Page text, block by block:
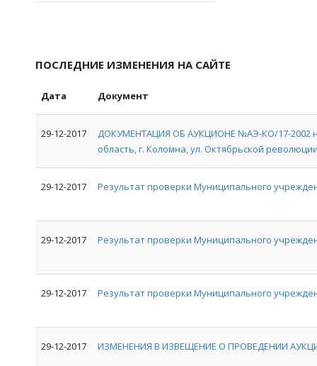
ПОСЛЕДНИЕ ИЗМЕНЕНИЯ НА САЙТЕ
Дата Документ
29-12-2017
ДОКУМЕНТАЦИЯ ОБ АУКЦИОНЕ №АЭ-КО/17-2002
область, г. Коломна, ул. Октябрьской
29-12-2017 Результат проверки Муниципального
29-12-2017 Результат проверки Муниципального
29-12-2017 Результат проверки Муниципального
29-12-2017 ИЗМЕНЕНИЯ В ИЗВЕЩЕНИЕ О ПРОВЕДЕНИИ